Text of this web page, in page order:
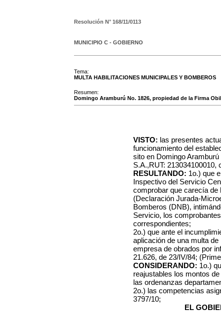
Resolución N° 168/11/0113
MUNICIPIO C - GOBIERNO
Tema:
MULTA HABILITACIONES MUNICIPALES Y BOMBEROS
Resumen:
Domingo Aramburú No. 1826, propiedad de la Firma
VISTO: las presentes
funcionamiento del
sito en Domingo
S.A.,RUT: 213034100010,
RESULTANDO: 1o.) que
Inspectivo del Servicio
comprobar que carecía de
(Declaración Jurada-
Bomberos (DNB),
Servicio, los
correspondientes;
2o.) que ante el
aplicación de una multa
empresa de obrados por
21.626, de 23/IV/84;
CONSIDERANDO: 1o.)
reajustables los montos
las ordenanzas
2o.) las competencias
3797/10;
EL